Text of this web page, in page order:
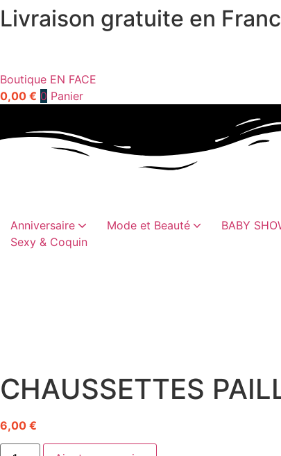
Aller
au
Livraison gratuite en
Boutique EN FACE
0,00 € 0 Panier
Anniversaire Mode et Beauté BABY
Sexy & Coquin
CHAUSSETTES
6,00 €
quantité